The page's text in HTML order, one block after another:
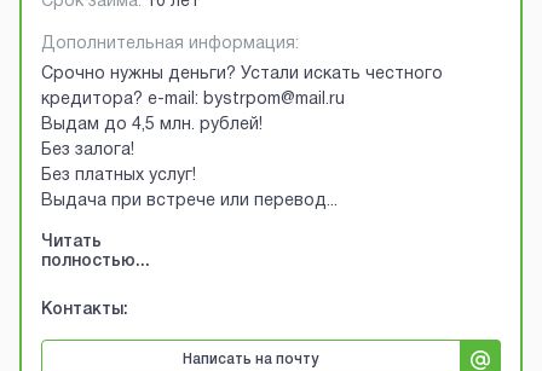
Дополнительная информация:
Срочно нужны деньги? Устали искать честного
кредитора? e-mail: bystrpom@mail.ru
Выдам до 4,5 млн. рублей!
Без залога!
Без платных услуг!
Выдача при встрече или перевод...
Читать
полностью...
Контакты:
Написать на почту